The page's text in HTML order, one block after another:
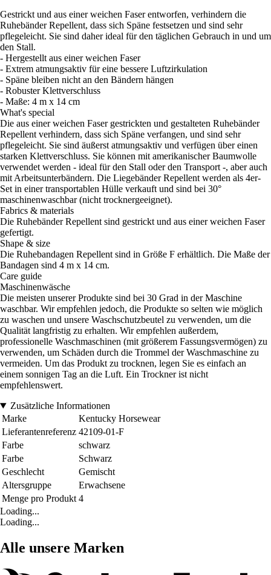
Gestrickt und aus einer weichen Faser entworfen, verhindern die
Ruhebänder Repellent, dass sich Späne festsetzen und sind sehr
pflegeleicht. Sie sind daher ideal für den täglichen Gebrauch in und um
den Stall.
- Hergestellt aus einer weichen Faser
- Extrem atmungsaktiv für eine bessere Luftzirkulation
- Späne bleiben nicht an den Bändern hängen
- Robuster Klettverschluss
- Maße: 4 m x 14 cm
What's special
Die aus einer weichen Faser gestrickten und gestalteten Ruhebänder
Repellent verhindern, dass sich Späne verfangen, und sind sehr
pflegeleicht. Sie sind äußerst atmungsaktiv und verfügen über einen
starken Klettverschluss. Sie können mit amerikanischer Baumwolle
verwendet werden - ideal für den Stall oder den Transport -, aber auch
mit Arbeitsunterbändern. Die Liegebänder Repellent werden als 4er-
Set in einer transportablen Hülle verkauft und sind bei 30°
maschinenwaschbar (nicht trocknergeeignet).
Fabrics & materials
Die Ruhebänder Repellent sind gestrickt und aus einer weichen Faser
gefertigt.
Shape & size
Die Ruhebandagen Repellent sind in Größe F erhältlich. Die Maße der
Bandagen sind 4 m x 14 cm.
Care guide
Maschinenwäsche
Die meisten unserer Produkte sind bei 30 Grad in der Maschine
waschbar. Wir empfehlen jedoch, die Produkte so selten wie möglich
zu waschen und unsere Waschschutzbeutel zu verwenden, um die
Qualität langfristig zu erhalten. Wir empfehlen außerdem,
professionelle Waschmaschinen (mit größerem Fassungsvermögen) zu
verwenden, um Schäden durch die Trommel der Waschmaschine zu
vermeiden. Um das Produkt zu trocknen, legen Sie es einfach an
einem sonnigen Tag an die Luft. Ein Trockner ist nicht
empfehlenswert.
Zusätzliche Informationen
Marke
Kentucky Horsewear
Lieferantenreferenz 42109-01-F
Farbe
schwarz
Farbe
Schwarz
Geschlecht
Gemischt
Altersgruppe
Erwachsene
Menge pro Produkt 4
Loading...
Loading...
Alle unsere Marken